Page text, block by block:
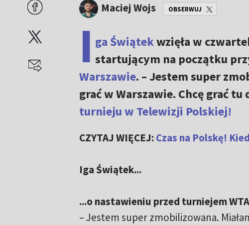
Maciej Wojs OBSERWUJ
I ga Świątekwzięła w
startującym na początku
Warszawie. – Jestem super
grać w Warszawie. Chcę grać
turnieju w Telewizji Polskiej!
CZYTAJ WIĘCEJ: Czas na Polskę!
Iga Świątek...
...o nastawieniu przed turniejem
– Jestem super zmobilizowana.